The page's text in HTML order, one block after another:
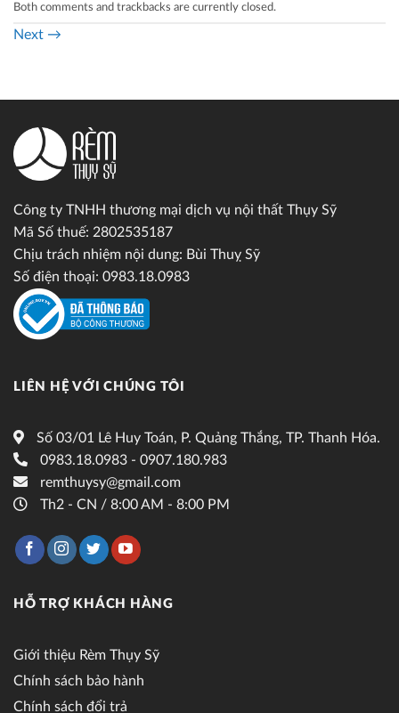
Both comments and trackbacks are currently closed.
Next →
Công ty TNHH thương mại dịch vụ nội thất Thụy Sỹ
Mã Số thuế: 2802535187
Chịu trách nhiệm nội dung: Bùi Thuỵ Sỹ
Số điện thoại: 0983.18.0983
LIÊN HỆ VỚI CHÚNG TÔI
Số 03/01 Lê Huy Toán, P. Quảng Thắng, TP. Thanh Hóa.
0983.18.0983 - 0907.180.983
remthuysy@gmail.com
Th2 - CN / 8:00 AM - 8:00 PM
HỖ TRỢ KHÁCH HÀNG
Giới thiệu Rèm Thụy Sỹ
Chính sách bảo hành
Chính sách đổi trả